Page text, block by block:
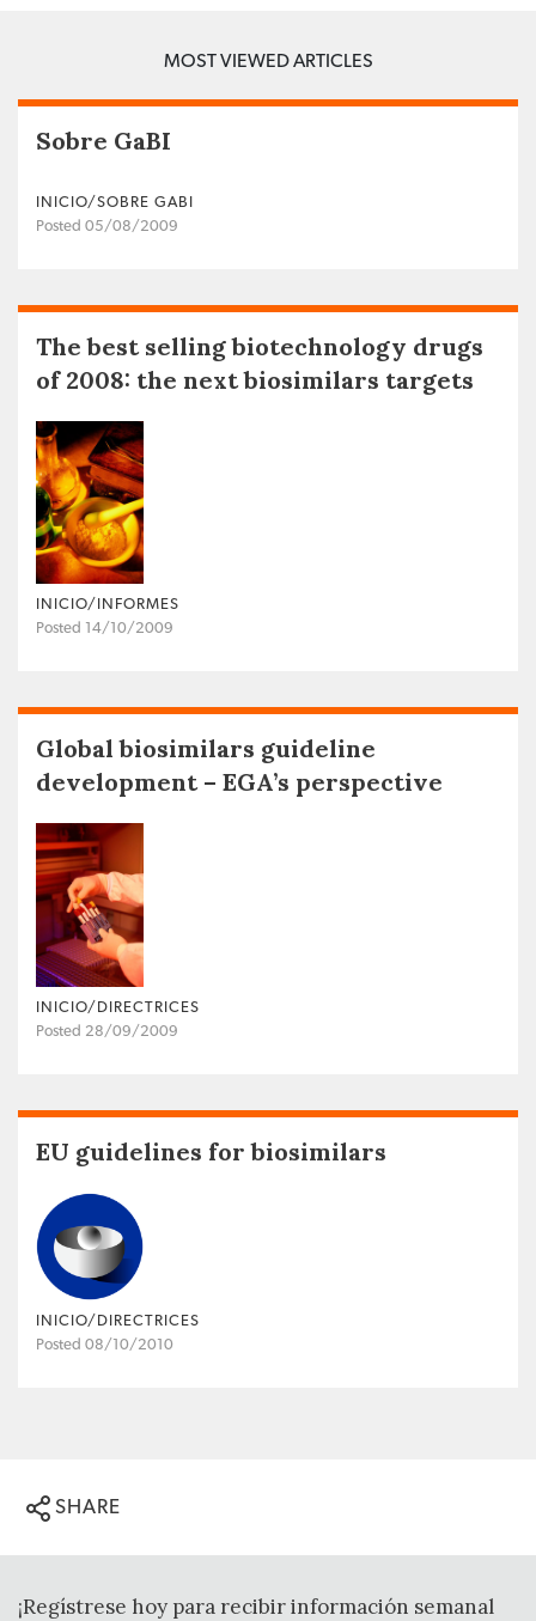
MOST VIEWED ARTICLES
Sobre GaBI
INICIO/SOBRE GABI
Posted 05/08/2009
The best selling biotechnology drugs
of 2008: the next biosimilars targets
INICIO/INFORMES
Posted 14/10/2009
Global biosimilars guideline
development – EGA’s perspective
INICIO/DIRECTRICES
Posted 28/09/2009
EU guidelines for biosimilars
INICIO/DIRECTRICES
Posted 08/10/2010
SHARE
¡Regístrese hoy para recibir información semanal